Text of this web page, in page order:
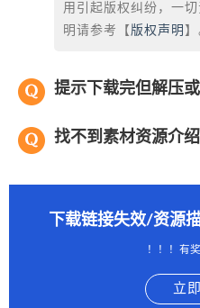
用引起版权纠纷，一
明请参考【 版权声明 】
提示下载完但解压或
找不到素材资源介
下载链接失效/资源
！！！有
立